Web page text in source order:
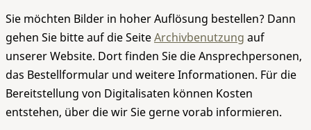
Sie möchten Bilder in hoher Auflösung bestellen? Dann
gehen Sie bitte auf die SeiteArchivbenutzung auf
unserer Website. Dort finden Sie die Ansprechpersonen,
das Bestellformular und weitere Informationen. Für die
Bereitstellung von Digitalisaten können Kosten
entstehen, über die wir Sie gerne vorab informieren.